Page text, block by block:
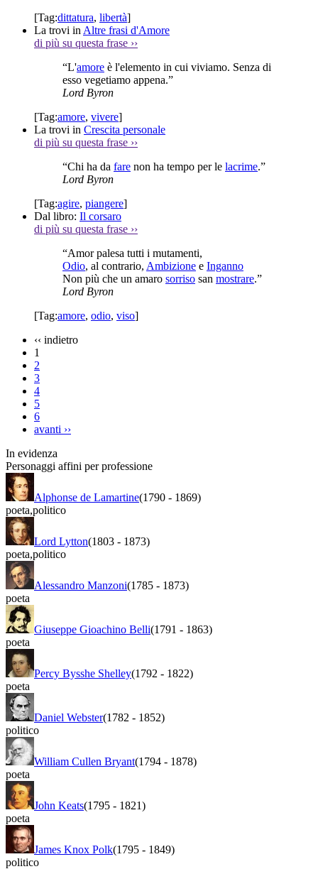
[Tag:dittatura, libertà]
La trovi in Altre frasi d'Amore
di più su questa frase ››
“L'amore è l'elemento in cui viviamo. Senza di
esso vegetiamo appena.”
Lord Byron
[Tag:amore, vivere]
La trovi in Crescita personale
di più su questa frase ››
“Chi ha da fare non ha tempo per le lacrime.”
Lord Byron
[Tag:agire, piangere]
Dal libro: Il corsaro
di più su questa frase ››
“Amor palesa tutti i mutamenti,
Odio, al contrario, Ambizione e Inganno
Non più che un amaro sorriso san mostrare.”
Lord Byron
[Tag:amore, odio, viso]
‹‹ indietro
1
2
3
4
5
6
avanti ››
In evidenza
Personaggi affini per professione
Alphonse de Lamartine(1790 - 1869)
poeta,politico
Lord Lytton(1803 - 1873)
poeta,politico
Alessandro Manzoni(1785 - 1873)
poeta
Giuseppe Gioachino Belli(1791 - 1863)
poeta
Percy Bysshe Shelley(1792 - 1822)
poeta
Daniel Webster(1782 - 1852)
politico
William Cullen Bryant(1794 - 1878)
poeta
John Keats(1795 - 1821)
poeta
James Knox Polk(1795 - 1849)
politico